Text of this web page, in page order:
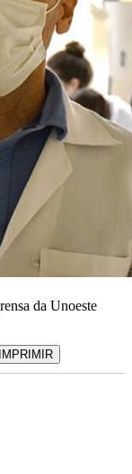
da Unoeste
IMPRIMIR